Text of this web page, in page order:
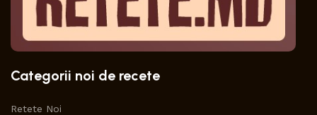
Categorii noi de recete
Retete Noi